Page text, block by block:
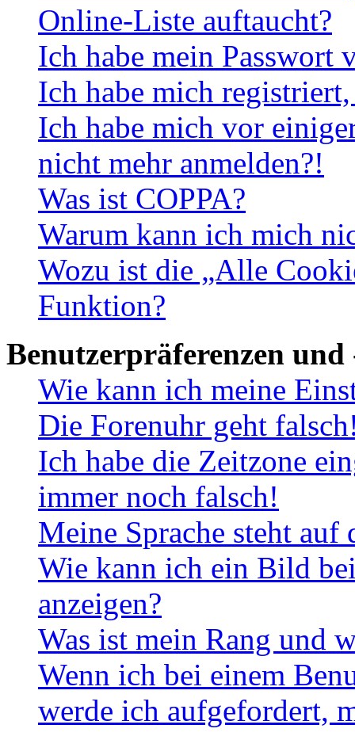
Online-Liste auftaucht?
Ich habe mein Passwort
Ich habe mich
Ich habe mich vor
nicht mehr anmelden?!
Was ist COPPA?
Warum kann ich mich
Wozu ist die „Alle
Funktion?
Benutzerpräferenzen und
Wie kann ich meine
Die Forenuhr geht
Ich habe die Zeitzone
immer noch falsch!
Meine Sprache steht
Wie kann ich ein Bild
anzeigen?
Was ist mein Rang und
Wenn ich bei einem
werde ich aufgefordert,